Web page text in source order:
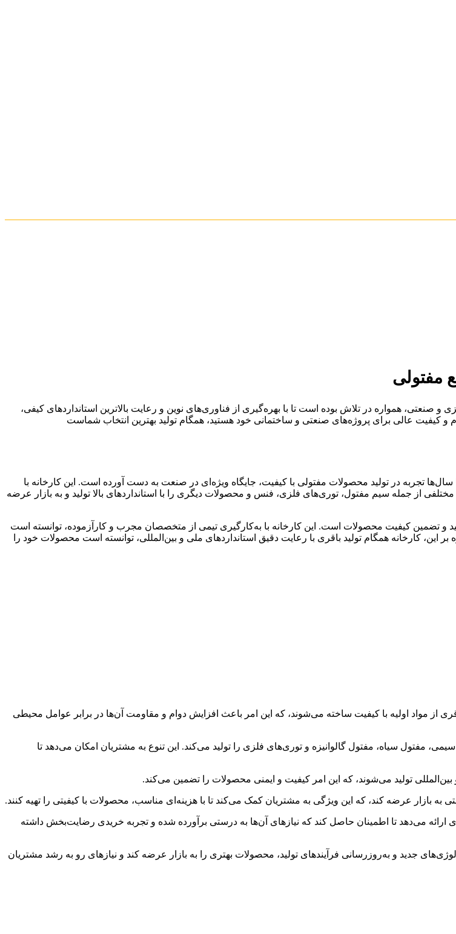
مفتولی
صنعتی، همواره در تلاش بوده است تا با بهره‌گیری از فناوری‌های نوین و رعایت بالاترین استانداردهای کیفی،
و کیفیت عالی برای پروژه‌های صنعتی و ساختمانی خود هستید، همگام تولید بهترین انتخاب شماست
سال‌ها تجربه در تولید محصولات مفتولی با کیفیت، جایگاه ویژه‌ای در صنعت به دست آورده است. این کارخانه با
از جمله سیم مفتول، توری‌های فلزی، فنس و محصولات دیگری را با استانداردهای بالا تولید و به بازار عرضه
و تضمین کیفیت محصولات است. این کارخانه با به‌کارگیری تیمی از متخصصان مجرب و کارآزموده، توانسته است
این، کارخانه همگام تولید باقری با رعایت دقیق استانداردهای ملی و بین‌المللی، توانسته است محصولات خود را
از مواد اولیه با کیفیت ساخته می‌شوند، که این امر باعث افزایش دوام و مقاومت آن‌ها در برابر عوامل محیطی
مفتول سیاه، مفتول گالوانیزه و توری‌های فلزی را تولید می‌کند. این تنوع به مشتریان امکان می‌دهد تا
تولید می‌شوند، که این امر کیفیت و ایمنی محصولات را تضمین می‌کند.
بازار عرضه کند، که این ویژگی به مشتریان کمک می‌کند تا با هزینه‌ای مناسب، محصولات با کیفیتی را تهیه کنند.
می‌دهد تا اطمینان حاصل کند که نیازهای آن‌ها به درستی برآورده شده و تجربه خریدی رضایت‌بخش داشته
جدید و به‌روزرسانی فرآیندهای تولید، محصولات بهتری را به بازار عرضه کند و نیازهای رو به رشد مشتریان